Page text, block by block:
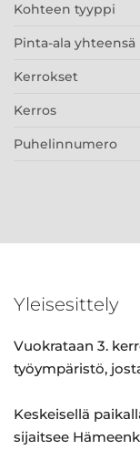
Kohteen tyyppi
Pinta-ala yhteensä
Kerrokset
Kerros
Puhelinnumero
Yleisesittely
Vuokrataan 3.
työympäristö,
Keskeisellä
sijaitsee